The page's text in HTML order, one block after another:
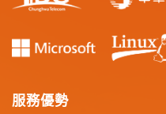
服務優勢